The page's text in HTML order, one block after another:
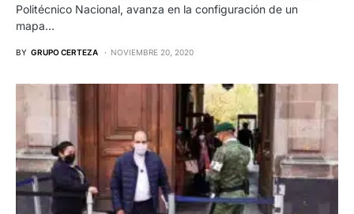
Politécnico Nacional, avanza en la configuración de un
mapa…
BY GRUPO CERTEZA NOVIEMBRE 20, 2020